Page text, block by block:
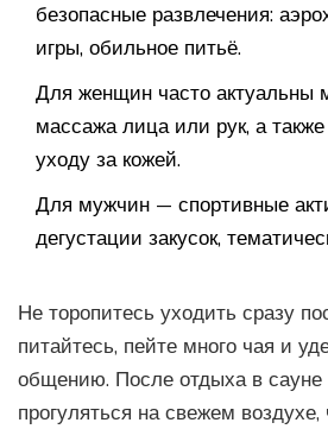
безопасные развлечения:
игры, обильное питьё.
Для женщин часто актуальны
массажа лица или рук, а
уходу за кожей.
Для мужчин — спортивные
дегустации закусок,
Не торопитесь уходить сразу
питайтесь, пейте много чая и
общению. После отдыха в сауне
прогуляться на свежем